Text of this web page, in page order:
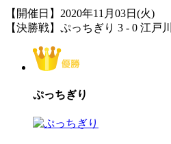
【開催日】2020年11月03日(火)
【決勝戦】ぷっちぎり 3 - 0 江戸
ぷっちぎり